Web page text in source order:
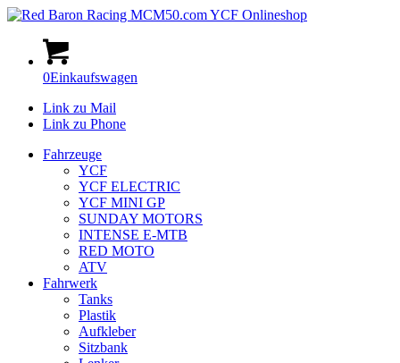
0Einkaufswagen
Link zu Mail
Link zu Phone
Fahrzeuge
YCF
YCF ELECTRIC
YCF MINI GP
SUNDAY MOTORS
INTENSE E-MTB
RED MOTO
ATV
Fahrwerk
Tanks
Plastik
Aufkleber
Sitzbank